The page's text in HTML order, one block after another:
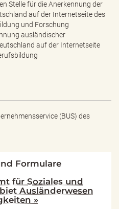
Stelle für die Anerkennung der
auf der Internetseite des
und Forschung
ausländischer
auf der Internetseite
(BUS) des
Formulare
für Soziales und
Ausländerwesen
»